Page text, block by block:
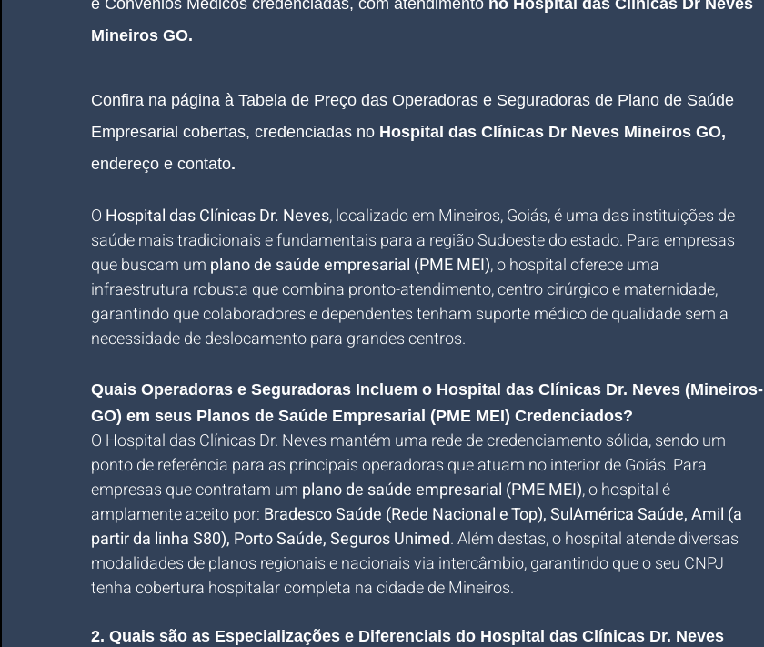
e Convênios Médicos credenciadas, com atendimento no Hospital das Clínicas Dr Neves
Mineiros GO.
Confira na página à Tabela de Preço das Operadoras e Seguradoras de Plano de Saúde
Empresarial cobertas, credenciadas no Hospital das Clínicas Dr Neves Mineiros GO,
endereço e contato.
O Hospital das Clínicas Dr. Neves, localizado em Mineiros, Goiás, é uma das instituições de
saúde mais tradicionais e fundamentais para a região Sudoeste do estado. Para empresas
que buscam um plano de saúde empresarial (PME MEI), o hospital oferece uma
infraestrutura robusta que combina pronto-atendimento, centro cirúrgico e maternidade,
garantindo que colaboradores e dependentes tenham suporte médico de qualidade sem a
necessidade de deslocamento para grandes centros.
Quais Operadoras e Seguradoras Incluem o Hospital das Clínicas Dr. Neves (Mineiros-
GO) em seus Planos de Saúde Empresarial (PME MEI) Credenciados?
O Hospital das Clínicas Dr. Neves mantém uma rede de credenciamento sólida, sendo um
ponto de referência para as principais operadoras que atuam no interior de Goiás. Para
empresas que contratam um plano de saúde empresarial (PME MEI), o hospital é
amplamente aceito por: Bradesco Saúde (Rede Nacional e Top), SulAmérica Saúde, Amil (a
partir da linha S80), Porto Saúde, Seguros Unimed. Além destas, o hospital atende diversas
modalidades de planos regionais e nacionais via intercâmbio, garantindo que o seu CNPJ
tenha cobertura hospitalar completa na cidade de Mineiros.
2. Quais são as Especializações e Diferenciais do Hospital das Clínicas Dr. Neves